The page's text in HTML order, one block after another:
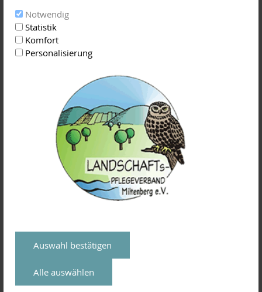
Notwendig
Statistik
Komfort
Personalisierung
Auswahl bestätigen
Alle auswählen
Landschaftsobstbaumpfleger". In unserem professionellen
Ausbildungslehrgang zum Thema Baumschnitt & Baumpflege
erhalten Sie ein umfangreiches Wissen in der traditionellen
und modernen, naturgemäßen Obstbaumpflege unter
Gartenbaumeister Josef Weimer.
In 6 Unterrichtsmodulen zwischen November/Dezember
2021 und November 2022 wird in Theorie und Praxis die
fachgerechte Pflege von Landschaftsobstbäumen im
Jahresverlauf sowie die Neuanlage einer
Streuobstwiese gelehrt und vor allem auch ein gutes Gespür
für Streuobstgehölze vermittelt.
Der Kurs richtet sich an alle Streuobstliebhaber, die den
fachgerechten Schnitt sowie die Pflege von Obstbäumen
Terminplan: Ausbildungskurs zum zertifizierten
Landschaftsobstbaumpfleger 2021/2022